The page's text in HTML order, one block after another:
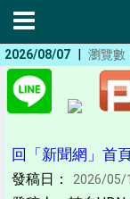
2026/08/07 | 瀏覽數
回「新聞網」首
發稿日： 2026/05/